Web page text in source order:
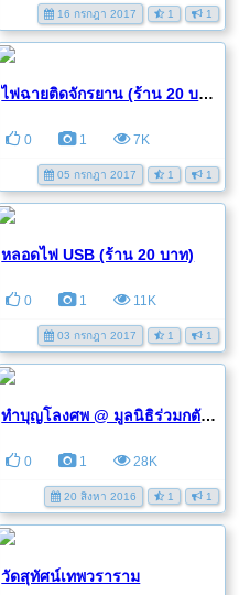
16 กรกฎา 2017 1 1
ไฟฉายติดจักรยาน (ร้าน 20 บาท)
0 1 7K
05 กรกฎา 2017 1 1
หลอดไฟ USB (ร้าน 20 บาท)
0 1 11K
03 กรกฎา 2017 1 1
ทำบุญโลงศพ @ มูลนิธิร่วมกตัญญู (หงี่เต็กตึ้ง)
0 1 28K
20 สิงหา 2016 1 1
วัดสุทัศน์เทพวราราม